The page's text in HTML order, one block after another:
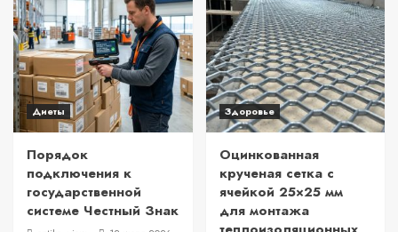
Диеты
Порядок
подключения к
государственной
системе Честный Знак
Здоровье
Оцинкованная
крученая сетка с
ячейкой 25×25 мм
для монтажа